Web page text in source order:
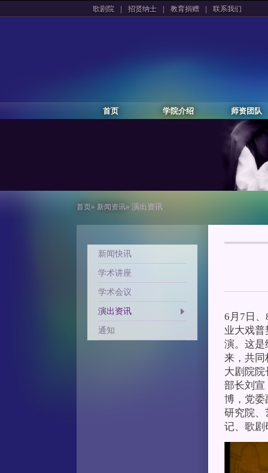
歌剧院 | 招贤纳士 | 教育捐赠 | 联系我们
首页 学院介绍 师资团队
首页» 新闻资讯» 演出资讯
新闻快讯
学术讲座
学术会议
演出资讯
通知
6月7日
业大戏普
演。这是
来，共同
大剧院
部长刘宣
博，党委
研究院、
记、歌剧